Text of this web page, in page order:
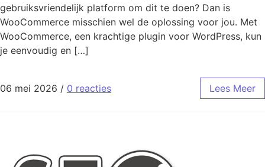
gebruiksvriendelijk platform om dit te doen? Dan is
WooCommerce misschien wel de oplossing voor jou. Met
WooCommerce, een krachtige plugin voor WordPress, kun
je eenvoudig en […]
06 mei 2026 / 0 reacties Lees Meer